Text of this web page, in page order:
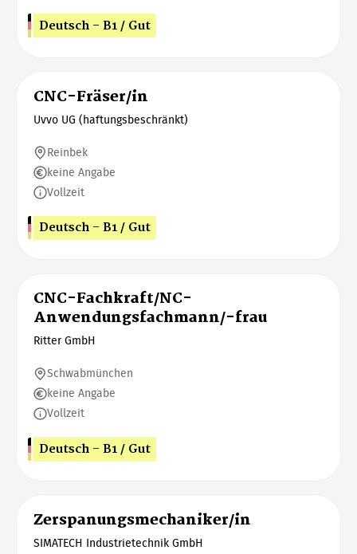
Deutsch - B1 / Gut
CNC-Fräser/in
Uvvo UG (haftungsbeschränkt)
Reinbek
keine Angabe
Vollzeit
Deutsch - B1 / Gut
CNC-Fachkraft/NC-
Anwendungsfachmann/-frau
Ritter GmbH
Schwabmünchen
keine Angabe
Vollzeit
Deutsch - B1 / Gut
Zerspanungsmechaniker/in
SIMATECH Industrietechnik GmbH